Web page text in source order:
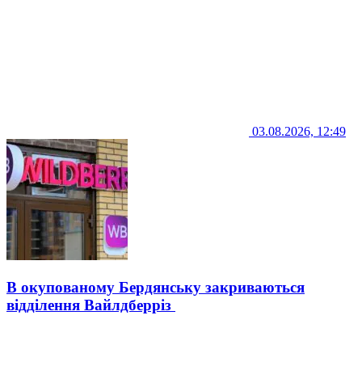
03.08.2026, 12:49
В окупованому Бердянську закриваються
відділення Вайлдберріз